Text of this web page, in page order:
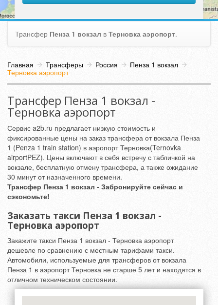
Главная Трансферы Россия
Пенза 1 вокзал
Терновка аэропорт
Трансфер Пенза 1 вокзал -
Терновка аэропорт
Сервис a2b.ru предлагает низкую стоимость и
фиксированные цены на заказ трансфера от вокзала Пенза
1 (Penza 1 train station) в аэропорт Терновка(Ternovka
airportPEZ). Цены включают в себя встречу с табличкой на
вокзале, бесплатную отмену трансфера, а также ожидание
30 минут от назначенного времени.
Трансфер Пенза 1 вокзал - Забронируйте сейчас и
сэкономьте!
Заказать такси Пенза 1 вокзал -
Терновка аэропорт
Закажите такси Пенза 1 вокзал - Терновка аэропорт
дешевле по сравнению с местным тарифами такси.
Автомобили, используемые для трансферов от вокзала
Пенза 1 в аэропорт Терновка не старше 5 лет и находятся в
отличном техническом состоянии.
Трансфер Пенза 1 вокзал в Терновка аэропорт.